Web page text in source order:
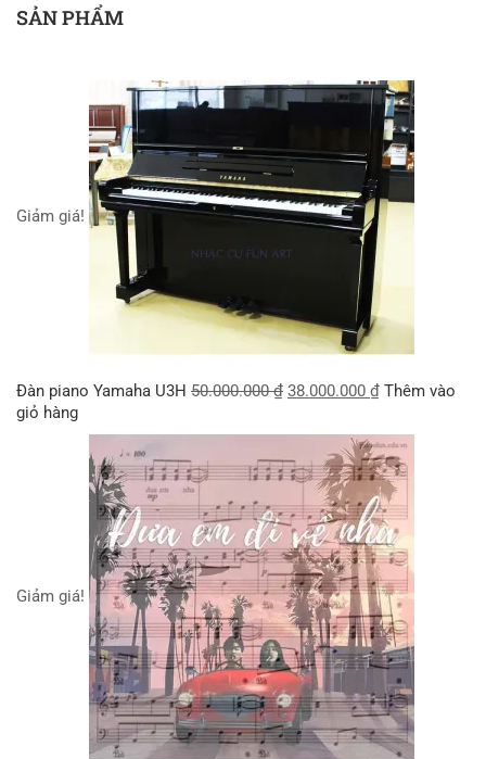
SẢN PHẨM
Giảm giá!
Đàn piano Yamaha U3H 50.000.000₫ 38.000.000 ₫ Thêm vào
giỏ hàng
Giảm giá!